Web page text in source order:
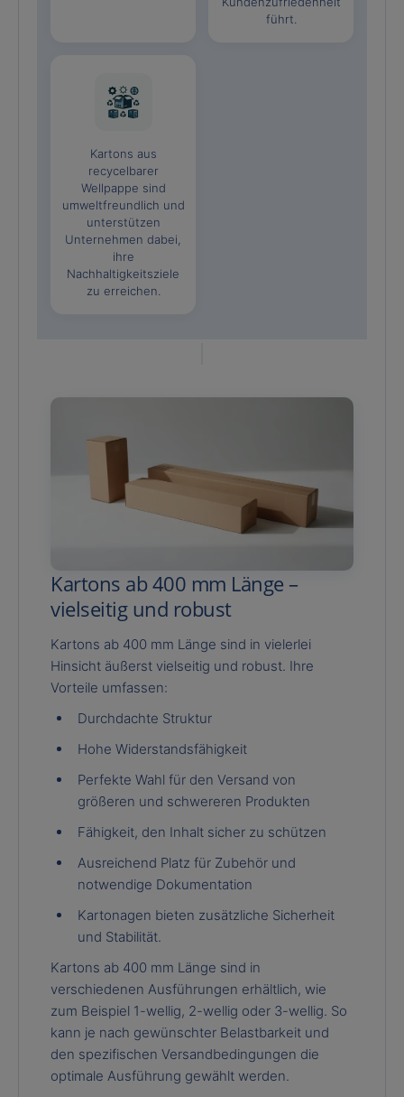
führt.
Kartons aus
recycelbarer
Wellpappe sind
umweltfreundlich und
unterstützen
Unternehmen dabei,
ihre
Nachhaltigkeitsziele
zu erreichen.
Kartons ab 400 mm Länge –
vielseitig und robust
Kartons ab 400 mm Länge sind in vielerlei
Hinsicht äußerst vielseitig und robust. Ihre
Vorteile umfassen:
Durchdachte Struktur
Hohe Widerstandsfähigkeit
Perfekte Wahl für den Versand von
größeren und schwereren Produkten
Fähigkeit, den Inhalt sicher zu schützen
Ausreichend Platz für Zubehör und
notwendige Dokumentation
Kartonagen bieten zusätzliche Sicherheit
und Stabilität.
Kartons ab 400 mm Länge sind in
verschiedenen Ausführungen erhältlich, wie
zum Beispiel 1-wellig, 2-wellig oder 3-wellig. So
kann je nach gewünschter Belastbarkeit und
den spezifischen Versandbedingungen die
optimale Ausführung gewählt werden.